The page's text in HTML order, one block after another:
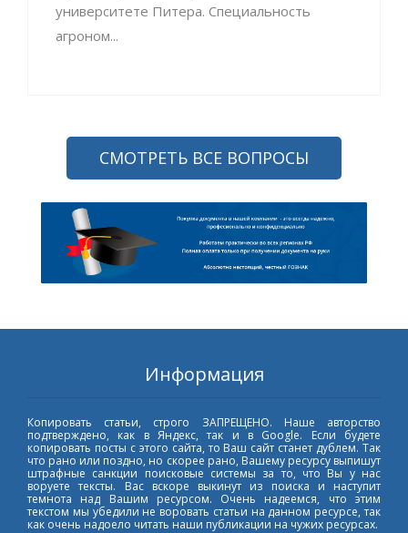
университете Питера. Специальность
агроном...
СМОТРЕТЬ ВСЕ ВОПРОСЫ
Информация
Копировать статьи, строго ЗАПРЕЩЕНО. Наше авторство
подтверждено, как в Яндекс, так и в Google. Если будете
копировать посты с этого сайта, то Ваш сайт станет дублем. Так
что рано или поздно, но скорее рано, Вашему ресурсу выпишут
штрафные санкции поисковые системы за то, что Вы у нас
воруете тексты. Вас вскоре выкинут из поиска и наступит
темнота над Вашим ресурсом. Очень надеемся, что этим
текстом мы убедили не воровать статьи на данном ресурсе, так
как очень надоело читать наши публикации на чужих ресурсах.